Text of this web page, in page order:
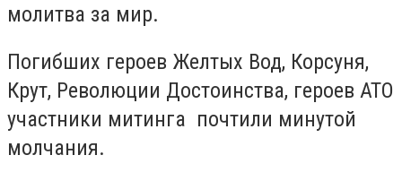
молитва за мир.
Погибших героев Желтых Вод, Корсуня,
Крут, Революции Достоинства, героев АТО
участники митинга почтили минутой
молчания.